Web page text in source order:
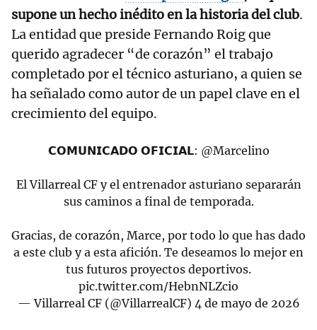
supone un hecho inédito en la historia del club.
La entidad que preside Fernando Roig que
querido agradecer “de corazón” el trabajo
completado por el técnico asturiano, a quien se
ha señalado como autor de un papel clave en el
crecimiento del equipo.
𝗖𝗢𝗠𝗨𝗡𝗜𝗖𝗔𝗗𝗢 𝗢𝗙𝗜𝗖𝗜𝗔𝗟: @Marcelino
El Villarreal CF y el entrenador asturiano separarán
sus caminos a final de temporada.
Gracias, de corazón, Marce, por todo lo que has dado
a este club y a esta afición. Te deseamos lo mejor en
tus futuros proyectos deportivos.
pic.twitter.com/HebnNLZcio
— Villarreal CF (@VillarrealCF) 4 de mayo de 2026